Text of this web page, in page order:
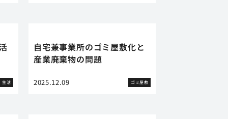
生活
自宅兼事業所のゴミ屋敷化と
産業廃棄物の問題
2025.12.09 ゴミ屋敷